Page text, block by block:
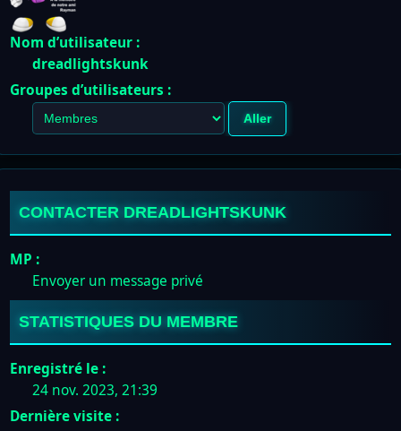
Nom d’utilisateur :
dreadlightskunk
Groupes d’utilisateurs :
CONTACTER DREADLIGHTSKUNK
MP :
Envoyer un message privé
STATISTIQUES DU MEMBRE
Enregistré le :
24 nov. 2023, 21:39
Dernière visite :